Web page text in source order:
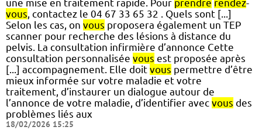
une mise en traitement rapide. Pour prendre rendez-
vous, contactez le 04 67 33 65 32 . Quels sont [...]
Selon les cas, on vous proposera également un TEP
scanner pour recherche des lésions à distance du
pelvis. La consultation infirmière d’annonce Cette
consultation personnalisée vous est proposée après
[...] accompagnement. Elle doit vous permettre d’être
mieux informée sur votre maladie et votre
traitement, d’instaurer un dialogue autour de
l’annonce de votre maladie, d’identifier avec vous des
problèmes liés aux
18/02/2026 15:25